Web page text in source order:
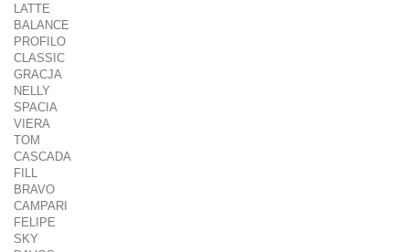
LATTE
BALANCE
PROFILO
CLASSIC
GRACJA
NELLY
SPACIA
VIERA
TOM
CASCADA
FILL
BRAVO
CAMPARI
FELIPE
SKY